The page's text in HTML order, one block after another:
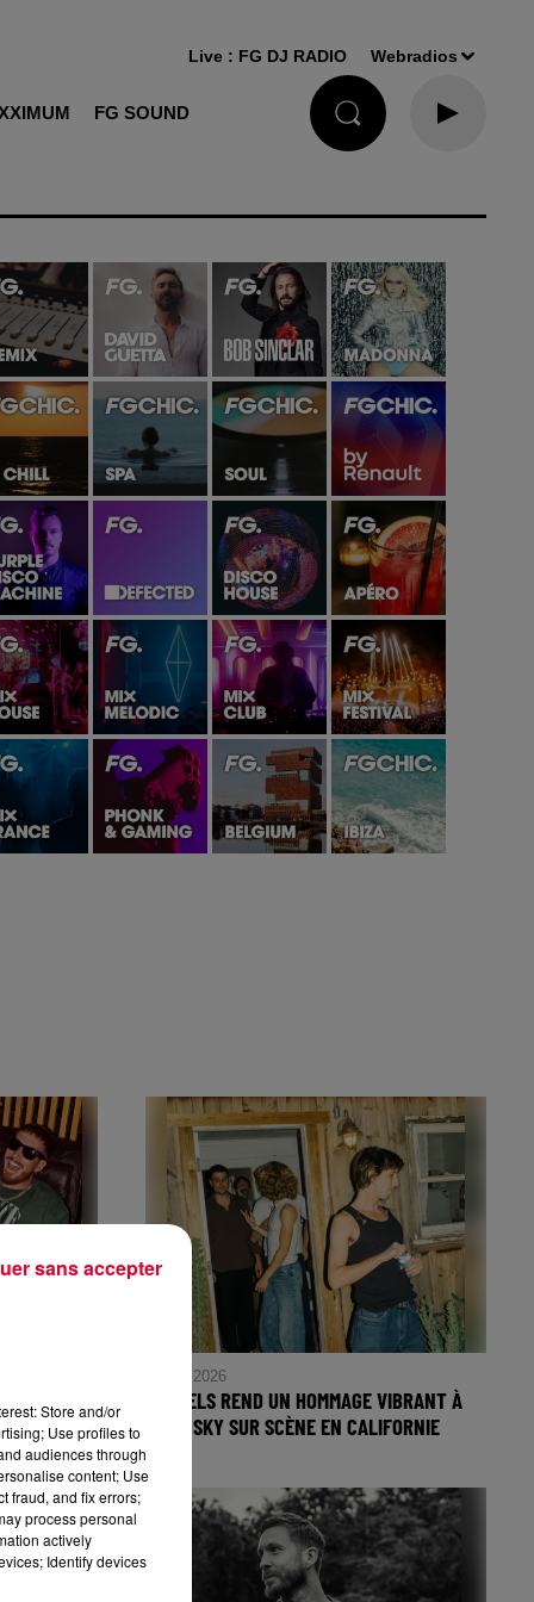
FG SOUND
Live : FG DJ RADIO Webradios
7 août 2026
PARCELS REND UN HOMMAGE VIBRANT À
KAVINSKY SUR SCÈNE EN CALIFORNIE
Store and/or
Use profiles to
audiences through
content; Use
fraud, and fix errors;
process personal
actively
Identify devices
sans accepter